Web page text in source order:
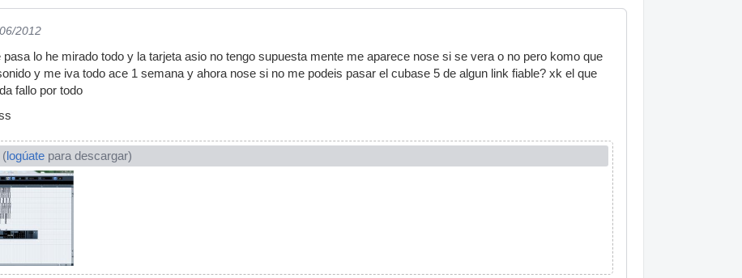
2012
pasa lo he mirado todo y la tarjeta asio no tengo supuesta mente me aparece nose si se vera o no pero komo que
y me iva todo ace 1 semana y ahora nose si no me podeis pasar el cubase 5 de algun link fiable? xk el que
fallo por todo
(logúate para descargar)